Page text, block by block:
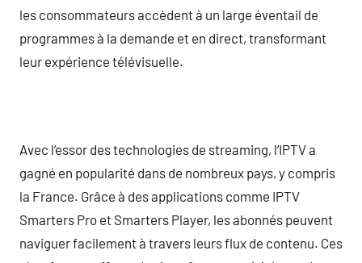
les consommateurs accèdent à un large éventail de
programmes à la demande et en direct, transformant
leur expérience télévisuelle.
Avec l’essor des technologies de streaming, l’IPTV a
gagné en popularité dans de nombreux pays, y compris
la France. Grâce à des applications comme IPTV
Smarters Pro et Smarters Player, les abonnés peuvent
naviguer facilement à travers leurs flux de contenu. Ces